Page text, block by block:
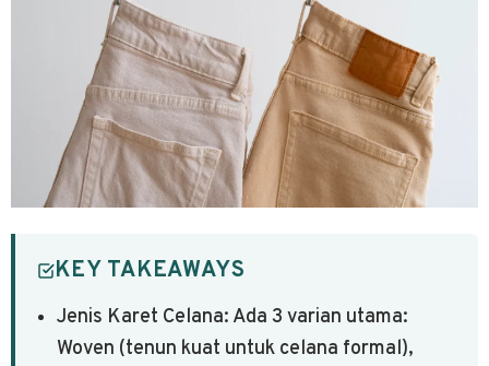
KEY TAKEAWAYS
Jenis Karet Celana: Ada 3 varian utama:
Woven (tenun kuat untuk celana formal),